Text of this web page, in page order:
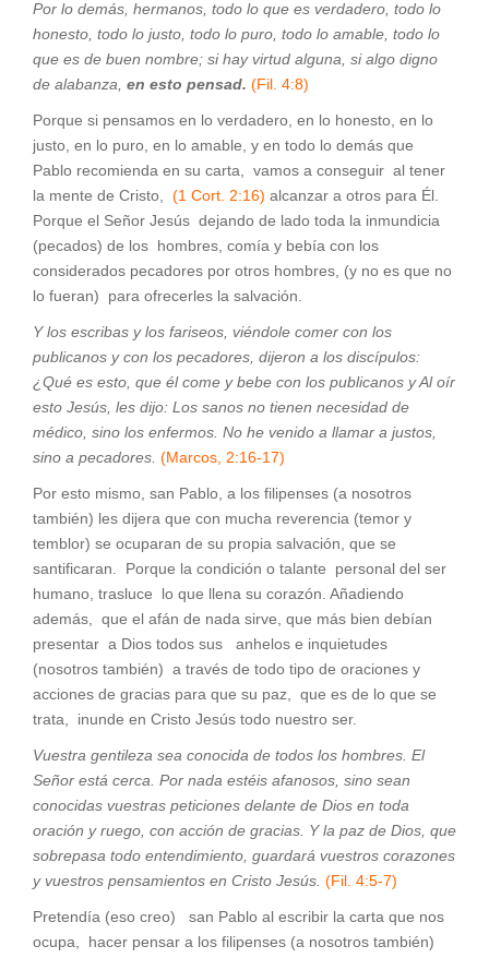
Por lo demás, hermanos, todo lo que es verdadero, todo lo
honesto, todo lo justo, todo lo puro, todo lo amable, todo lo
que es de buen nombre; si hay virtud alguna, si algo digno
de alabanza, en esto pensad. (Fil. 4:8)
Porque si pensamos en lo verdadero, en lo honesto, en lo
justo, en lo puro, en lo amable, y en todo lo demás que
Pablo recomienda en su carta, vamos a conseguir al tener
la mente de Cristo, (1 Cort. 2:16) alcanzar a otros para Él.
Porque el Señor Jesús dejando de lado toda la inmundicia
(pecados) de los hombres, comía y bebía con los
considerados pecadores por otros hombres, (y no es que no
lo fueran) para ofrecerles la salvación.
Y los escribas y los fariseos, viéndole comer con los
publicanos y con los pecadores, dijeron a los discípulos:
¿Qué es esto, que él come y bebe con los publicanos y Al oír
esto Jesús, les dijo: Los sanos no tienen necesidad de
médico, sino los enfermos. No he venido a llamar a justos,
sino a pecadores. (Marcos, 2:16-17)
Por esto mismo, san Pablo, a los filipenses (a nosotros
también) les dijera que con mucha reverencia (temor y
temblor) se ocuparan de su propia salvación, que se
santificaran. Porque la condición o talante personal del ser
humano, trasluce lo que llena su corazón. Añadiendo
además, que el afán de nada sirve, que más bien debían
presentar a Dios todos sus anhelos e inquietudes
(nosotros también) a través de todo tipo de oraciones y
acciones de gracias para que su paz, que es de lo que se
trata, inunde en Cristo Jesús todo nuestro ser.
Vuestra gentileza sea conocida de todos los hombres. El
Señor está cerca. Por nada estéis afanosos, sino sean
conocidas vuestras peticiones delante de Dios en toda
oración y ruego, con acción de gracias. Y la paz de Dios, que
sobrepasa todo entendimiento, guardará vuestros corazones
y vuestros pensamientos en Cristo Jesús. (Fil. 4:5-7)
Pretendía (eso creo) san Pablo al escribir la carta que nos
ocupa, hacer pensar a los filipenses (a nosotros también)